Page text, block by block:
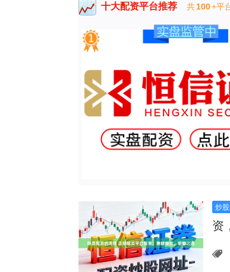
十大配资平台推荐 共100+平
炒
资